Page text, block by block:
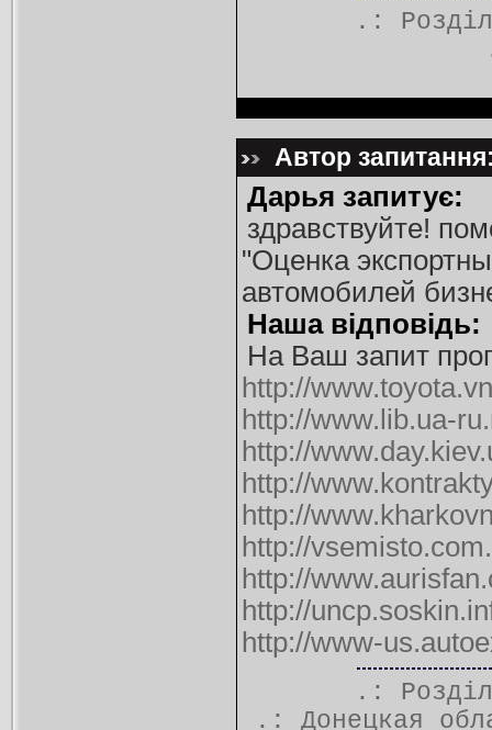
.:
Автор
Дарья запитує:
здравствуйте!
"Оценка
автомобилей
Наша відповідь:
На Ваш запит
http://
http://www.lib.ua-
http://
http://
http://
http://
http://
http://
http://www-
.:
.: Донецкая